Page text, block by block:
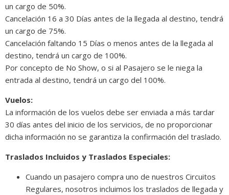
un cargo de 50%.
Cancelación 16 a 30 Días antes de la llegada al destino, tendrá
un cargo de 75%.
Cancelación faltando 15 Días o menos antes de la llegada al
destino, tendrá un cargo de 100%.
Por concepto de No Show, o si al Pasajero se le niega la
entrada al destino, tendrá un cargo del 100%.
Vuelos:
La información de los vuelos debe ser enviada a más tardar
30 días antes del inicio de los servicios, de no proporcionar
dicha información no se garantiza la confirmación del traslado.
Traslados Incluidos y Traslados Especiales:
Cuando un pasajero compra uno de nuestros Circuitos
Regulares, nosotros incluimos los traslados de llegada y